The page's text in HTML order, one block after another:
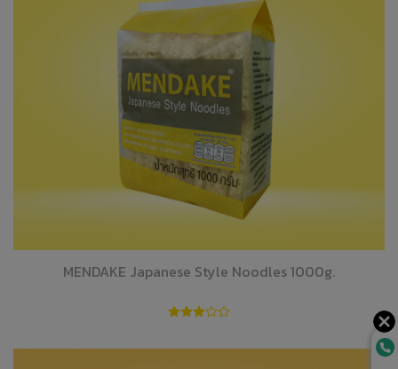
MENDAKE Japanese Style Noodles 1000g.